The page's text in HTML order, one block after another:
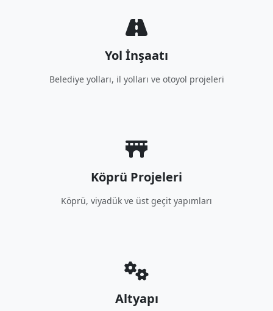
Yol İnşaatı
Belediye yolları, il yolları ve otoyol projeleri
Köprü Projeleri
Köprü, viyadük ve üst geçit yapımları
Altyapı